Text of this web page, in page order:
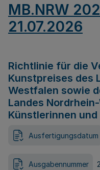
MB.NRW
21.07.2026
Richtlinie für die
Kunstpreises des
Westfalen sowie
Landes
Künstlerinnen
Ausfertigungsdatum
Ausgabennummer